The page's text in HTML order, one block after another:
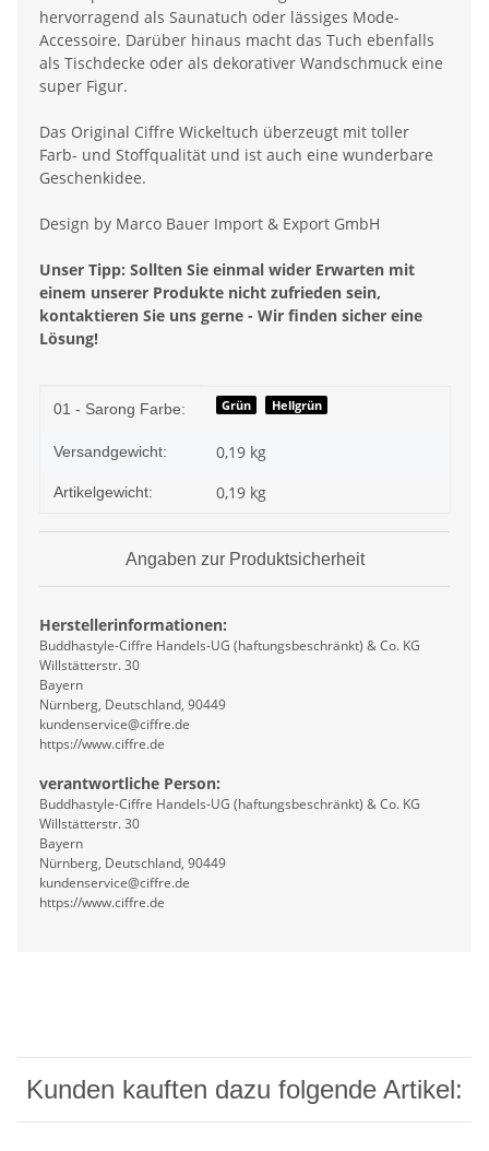
hervorragend als Saunatuch oder lässiges Mode-
Accessoire. Darüber hinaus macht das Tuch ebenfalls
als Tischdecke oder als dekorativer Wandschmuck eine
super Figur.
Das Original Ciffre Wickeltuch überzeugt mit toller
Farb- und Stoffqualität und ist auch eine wunderbare
Geschenkidee.
Design by Marco Bauer Import & Export GmbH
Unser Tipp: Sollten Sie einmal wider Erwarten mit
einem unserer Produkte nicht zufrieden sein,
kontaktieren Sie uns gerne - Wir finden sicher eine
Lösung!
Produkteigenschaft
Wert
01 - Sarong Farbe: Grün Hellgrün
Versandgewicht: 0,19 kg
Artikelgewicht: 0,19 kg
Angaben zur Produktsicherheit
Herstellerinformationen:
Buddhastyle-Ciffre Handels-UG (haftungsbeschränkt) & Co. KG
Willstätterstr. 30
Bayern
Nürnberg, Deutschland, 90449
kundenservice@ciffre.de
https://www.ciffre.de
verantwortliche Person:
Buddhastyle-Ciffre Handels-UG (haftungsbeschränkt) & Co. KG
Willstätterstr. 30
Bayern
Nürnberg, Deutschland, 90449
kundenservice@ciffre.de
https://www.ciffre.de
Kunden kauften dazu folgende Artikel: